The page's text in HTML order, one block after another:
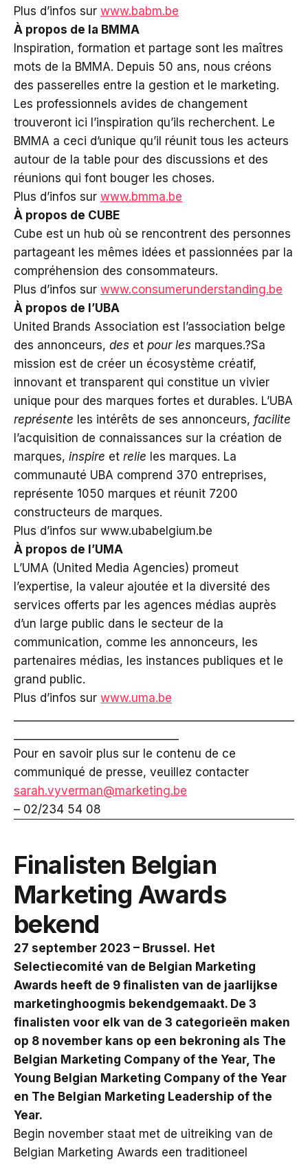
Plus d’infos sur www.babm.be
À propos de la BMMA
Inspiration, formation et partage sont les maîtres
mots de la BMMA. Depuis 50 ans, nous créons
des passerelles entre la gestion et le marketing.
Les professionnels avides de changement
trouveront ici l’inspiration qu’ils recherchent. Le
BMMA a ceci d’unique qu’il réunit tous les acteurs
autour de la table pour des discussions et des
réunions qui font bouger les choses.
Plus d’infos sur www.bmma.be
À propos de CUBE
Cube est un hub où se rencontrent des personnes
partageant les mêmes idées et passionnées par la
compréhension des consommateurs.
Plus d’infos sur www.consumerunderstanding.be
À propos de l’UBA
United Brands Association est l’association belge
des annonceurs, des et pour les marques.?Sa
mission est de créer un écosystème créatif,
innovant et transparent qui constitue un vivier
unique pour des marques fortes et durables. L’UBA
représente les intérêts de ses annonceurs, facilite
l’acquisition de connaissances sur la création de
marques, inspire et relie les marques. La
communauté UBA comprend 370 entreprises,
représente 1050 marques et réunit 7200
constructeurs de marques.
Plus d’infos sur www.ubabelgium.be
À propos de l’UMA
L’UMA (United Media Agencies) promeut
l’expertise, la valeur ajoutée et la diversité des
services offerts par les agences médias auprès
d’un large public dans le secteur de la
communication, comme les annonceurs, les
partenaires médias, les instances publiques et le
grand public.
Plus d’infos sur www.uma.be
Pour en savoir plus sur le contenu de ce
communiqué de presse, veuillez contacter
sarah.vyverman@marketing.be
– 02/234 54 08
Finalisten Belgian
Marketing Awards
bekend
27 september 2023 – Brussel. Het
Selectiecomité van de Belgian Marketing
Awards heeft de 9 finalisten van de jaarlijkse
marketinghoogmis bekendgemaakt. De 3
finalisten voor elk van de 3 categorieën maken
op 8 november kans op een bekroning als The
Belgian Marketing Company of the Year, The
Young Belgian Marketing Company of the Year
en The Belgian Marketing Leadership of the
Year.
Begin november staat met de uitreiking van de
Belgian Marketing Awards een traditioneel